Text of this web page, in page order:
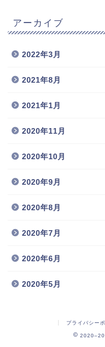
アーカイブ
2022年3月
2021年8月
2021年1月
2020年11月
2020年10月
2020年9月
2020年8月
2020年7月
2020年6月
2020年5月
プライバシー